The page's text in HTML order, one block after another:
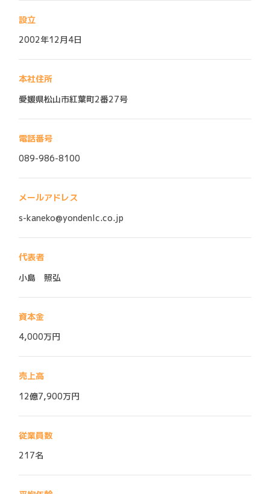
設立
2002年12月4日
本社住所
愛媛県松山市紅葉町2番27号
電話番号
089-986-8100
メールアドレス
s-kaneko@yondenlc.co.jp
代表者
小島 照弘
資本金
4,000万円
売上高
12億7,900万円
従業員数
217名